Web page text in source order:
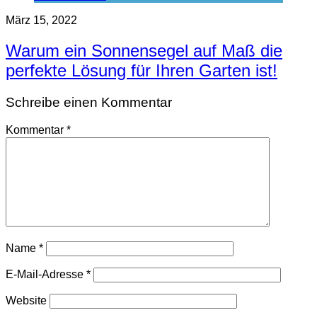
März 15, 2022
Warum ein Sonnensegel auf Maß die
perfekte Lösung für Ihren Garten ist!
Schreibe einen Kommentar
Kommentar *
Name *
E-Mail-Adresse *
Website